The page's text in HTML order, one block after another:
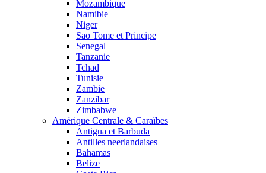
Mozambique
Namibie
Niger
Sao Tome et Principe
Senegal
Tanzanie
Tchad
Tunisie
Zambie
Zanzibar
Zimbabwe
Amérique Centrale & Caraïbes
Antigua et Barbuda
Antilles neerlandaises
Bahamas
Belize